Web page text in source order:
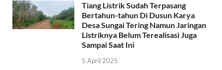
Tiang Listrik Sudah Terpasang
Bertahun-tahun Di Dusun Karya
Desa Sungai Tering Namun Jaringan
Listriknya Belum Terealisasi Juga
Sampai Saat Ini
5 April 2025